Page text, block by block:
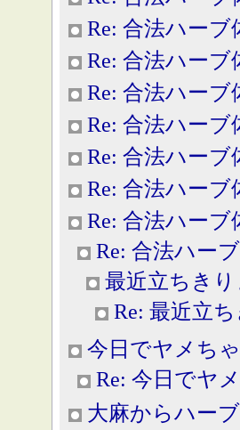
Re: 合法ハーブ
Re: 合法ハーブ
Re: 合法ハーブ
Re: 合法ハーブ
Re: 合法ハーブ
Re: 合法ハーブ
Re: 合法ハーブ
Re: 合法ハー
最近立ちき
Re: 最近立
今日でヤメち
Re: 今日でヤ
大麻からハー